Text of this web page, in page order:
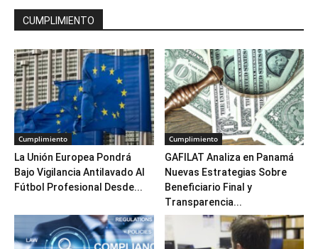
CUMPLIMIENTO
Cumplimiento
La Unión Europea Pondrá
Bajo Vigilancia Antilavado Al
Fútbol Profesional Desde...
Cumplimiento
GAFILAT Analiza en Panamá
Nuevas Estrategias Sobre
Beneficiario Final y
Transparencia...